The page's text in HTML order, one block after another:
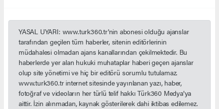
YASAL UYARI: www.turk360.tr'nin abonesi olduğu ajanslar
tarafından geçilen tüm haberler, sitenin editörlerinin
müdahalesi olmadan ajans kanallarından çekilmektedir. Bu
haberlerde yer alan hukuki muhataplar haberi geçen ajanslar
olup site yönetimi ve hiç bir editörü sorumlu tutulamaz.
www.turk360.tr internet sitesinde yayınlanan yazı, haber,
fotoğraf ve videoların her türlü telif hakkı Türk360 Medya'ya
aittir. İzin alınmadan, kaynak gösterilerek dahi iktibas edilemez.